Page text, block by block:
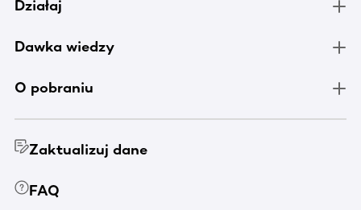
Działaj
Dawka wiedzy
O pobraniu
Zaktualizuj dane
FAQ